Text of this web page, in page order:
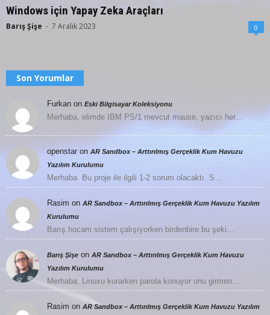
Windows için Yapay Zeka Araçları
Barış Şişe - 7 Aralık 2023 0
Son Yorumlar
Furkan on Eski Bilgisayar Koleksiyonu
Merhaba, elimde IBM PS/1 mevcut mause, yazıcı her…
openstar on AR Sandbox – Arttırılmış Gerçeklik Kum Havuzu
Yazılım Kurulumu
Merhaba. Bu proje ile ilgili 1-2 sorum olacaktı. S…
Rasim on AR Sandbox – Arttırılmış Gerçeklik Kum Havuzu Yazılım
Kurulumu
Barış hocam sistem çalışıyorken birdenbire bu şeki…
Barış Şişe on AR Sandbox – Arttırılmış Gerçeklik Kum Havuzu
Yazılım Kurulumu
Merhaba. Linuxu kurarken parola konuyor onu girmen…
Rasim on AR Sandbox – Arttırılmış Gerçeklik Kum Havuzu Yazılım